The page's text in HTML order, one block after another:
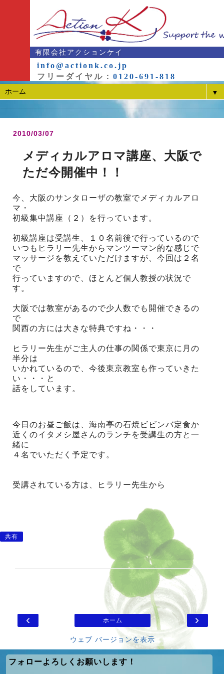
有限会社アクションケイ
info@actionk.co.jp
フリーダイヤル： 0120-691-818
▼
2010/03/07
メディカルアロマ講座、大阪で
ただ今開催中！！
今、大阪のサンタローザの教室でメディカルアロ
マ・
初級集中講座（２）を行っています。
初級講座は受講生、１０名前後で行っているので
いつもヒラリー先生からマンツーマン的な感じで
マッサージを教えていただけますが、今回は２名
で
行っていますので、ほとんど個人教授の状況で
す。
大阪では教室があるので少人数でも開催できるの
で
関西の方には大きな特典ですね・・・
ヒラリー先生がご主人の仕事の関係で東京に月の
半分は
いかれているので、今後東京教室も作っていきた
い・・・と
話をしています。
今日のお昼ご飯は、海南亭の石焼ビビンバ定食か
近くのイタメシ屋さんのランチを受講生の方と一
緒に
４名でいただく予定です。
受講されている方は、ヒラリー先生から
共有
‹ ›
ホーム
ウェブ バージョンを表示
フォローよろしくお願いします！